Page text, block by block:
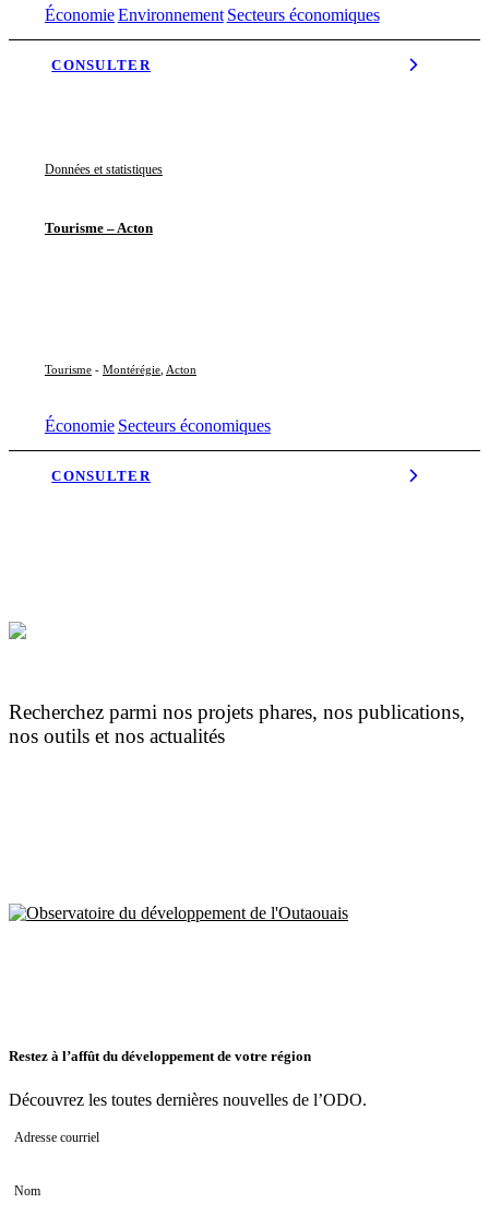
ÉconomieEnvironnement Secteurs économiques
CONSULTER
Données et statistiques
Tourisme – Acton
Tourisme- Montérégie, Acton
Économie Secteurs économiques
CONSULTER
Recherchez parmi nos projets phares, nos publications,
nos outils et nos actualités
Restez à l’affût du développement de votre région
Découvrez les toutes dernières nouvelles de l’ODO.
Adresse courriel
Nom